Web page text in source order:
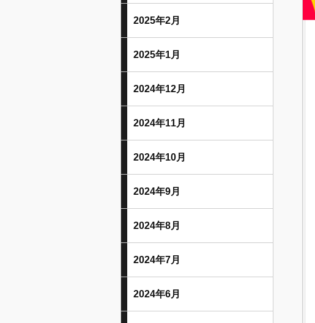
2025年2月
2025年1月
2024年12月
2024年11月
2024年10月
2024年9月
2024年8月
2024年7月
2024年6月